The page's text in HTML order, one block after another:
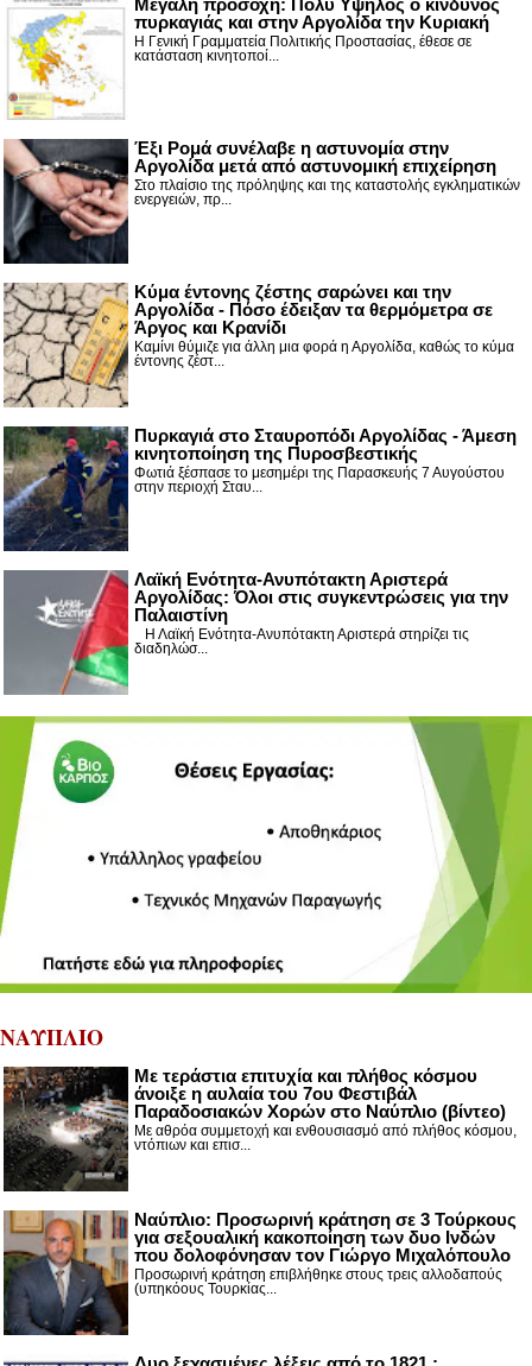
πυρκαγιάς και στην Αργολίδα την Κυριακή
Η Γενική Γραμματεία Πολιτικής Προστασίας, έθεσε σε
κατάσταση κινητοποί...
Έξι Ρομά συνέλαβε η αστυνομία στην
Αργολίδα μετά από αστυνομική επιχείρηση
Στο πλαίσιο της πρόληψης και της καταστολής εγκληματικών
ενεργειών, πρ...
Κύμα έντονης ζέστης σαρώνει και την
Αργολίδα - Πόσο έδειξαν τα θερμόμετρα σε
Άργος και Κρανίδι
Καμίνι θύμιζε για άλλη μια φορά η Αργολίδα, καθώς το κύμα
έντονης ζέστ...
Πυρκαγιά στο Σταυροπόδι Αργολίδας - Άμεση
κινητοποίηση της Πυροσβεστικής
Φωτιά ξέσπασε το μεσημέρι της Παρασκευής 7 Αυγούστου
στην περιοχή Σταυ...
Λαϊκή Ενότητα-Ανυπότακτη Αριστερά
Αργολίδας: Όλοι στις συγκεντρώσεις για την
Παλαιστίνη
Η Λαϊκή Ενότητα-Ανυπότακτη Αριστερά στηρίζει τις
διαδηλώσ...
ΝΑΥΠΛΙΟ
Με τεράστια επιτυχία και πλήθος κόσμου
άνοιξε η αυλαία του 7ου Φεστιβάλ
Παραδοσιακών Χορών στο Ναύπλιο (βίντεο)
Με αθρόα συμμετοχή και ενθουσιασμό από πλήθος κόσμου,
ντόπιων και επισ...
Ναύπλιο: Προσωρινή κράτηση σε 3 Τούρκους
για σεξουαλική κακοποίηση των δυο Ινδών
που δολοφόνησαν τον Γιώργο Μιχαλόπουλο
Προσωρινή κράτηση επιβλήθηκε στους τρεις αλλοδαπούς
(υπηκόους Τουρκίας...